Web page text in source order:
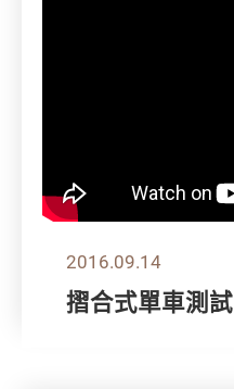
2016.09.14
摺合式單車測試